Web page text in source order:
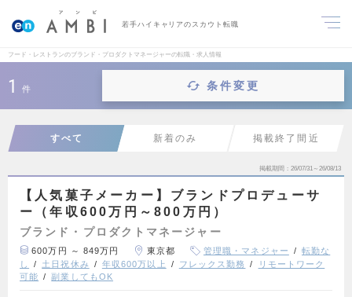
若手ハイキャリアのスカウト転職
フード・レストランのブランド・プロダクトマネージャーの転職・求人情報
1 件 条件変更
すべて 新着のみ 掲載終了間近
掲載期間 26/07/31～26/08/13
【人気菓子メーカー】ブランドプロデューサ
ー（年収600万円～800万円）
ブランド・プロダクトマネージャー
600万円 ～ 849万円 東京都 管理職・マネジャー
転勤な
し
土日祝休み 年収600万以上 フレックス勤務
リモートワーク
可能
副業してもOK